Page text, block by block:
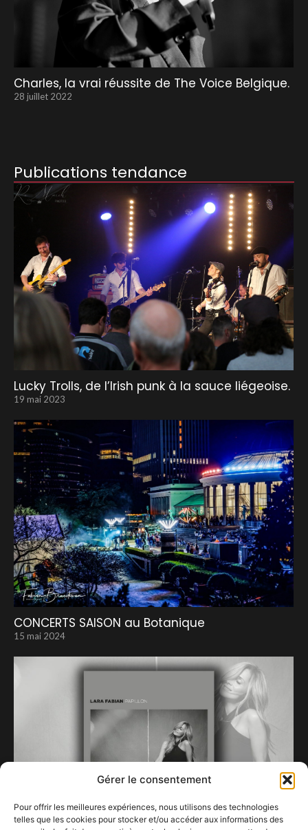
Gérer le consentement
Pour offrir les meilleures expériences, nous utilisons des technologies
telles que les cookies pour stocker et/ou accéder aux informations des
Charles, la vrai réussite de The Voice Belgique.
28 juillet 2022
Publications tendance
Lucky Trolls, de l’Irish punk à la sauce liégeoise.
19 mai 2023
CONCERTS SAISON au Botanique
15 mai 2024